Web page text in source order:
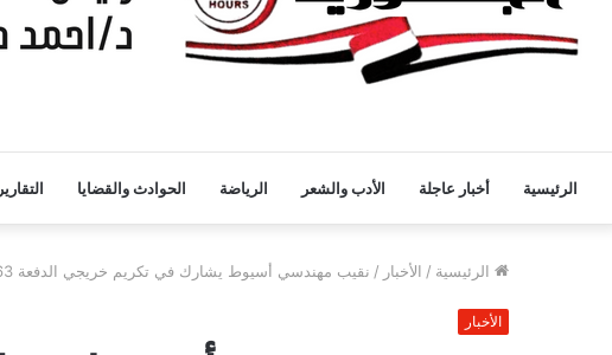
الرئيسية أخبار عاجلة الأدب والشعر الرياضة الحوادث والقضايا التقارير
الرئيسية / الأخبار / نقيب مهندسي أسيوط يشارك في تكريم خريجي الدفعة 63 بكلية الهندسة
الأخبار